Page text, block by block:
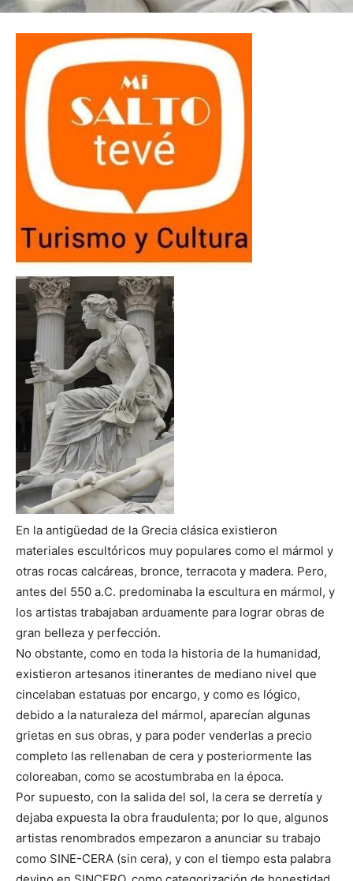
En la antigüedad de la Grecia clásica existieron
materiales escultóricos muy populares como el mármol y
otras rocas calcáreas, bronce, terracota y madera. Pero,
antes del 550 a.C. predominaba la escultura en mármol, y
los artistas trabajaban arduamente para lograr obras de
gran belleza y perfección.
No obstante, como en toda la historia de la humanidad,
existieron artesanos itinerantes de mediano nivel que
cincelaban estatuas por encargo, y como es lógico,
debido a la naturaleza del mármol, aparecían algunas
grietas en sus obras, y para poder venderlas a precio
completo las rellenaban de cera y posteriormente las
coloreaban, como se acostumbraba en la época.
Por supuesto, con la salida del sol, la cera se derretía y
dejaba expuesta la obra fraudulenta; por lo que, algunos
artistas renombrados empezaron a anunciar su trabajo
como SINE-CERA (sin cera), y con el tiempo esta palabra